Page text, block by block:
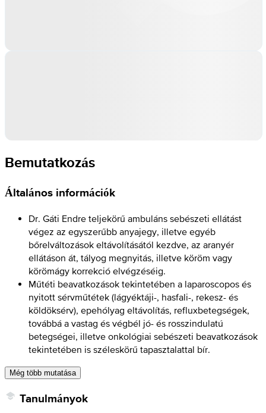
Bemutatkozás
Általános információk
Dr. Gáti Endre teljekörű ambuláns sebészeti ellátást
végez az egyszerűbb anyajegy, illetve egyéb
bőrelváltozások eltávolításától kezdve, az aranyér
ellátáson át, tályog megnyitás, illetve köröm vagy
körömágy korrekció elvégzéséig.
Műtéti beavatkozások tekintetében a laparoscopos és
nyitott sérvműtétek (lágyéktáji-, hasfali-, rekesz- és
köldöksérv), epehólyag eltávolítás, refluxbetegségek,
továbbá a vastag és végbél jó- és rosszindulatú
betegségei, illetve onkológiai sebészeti beavatkozások
tekintetében is széleskörű tapasztalattal bír.
Még több mutatása
Tanulmányok